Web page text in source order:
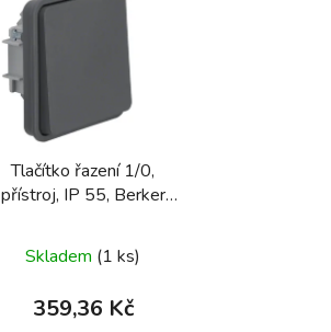
Tlačítko řazení 1/0,
přístroj, IP 55, Berker
Skladem (1 ks)
359,36 Kč